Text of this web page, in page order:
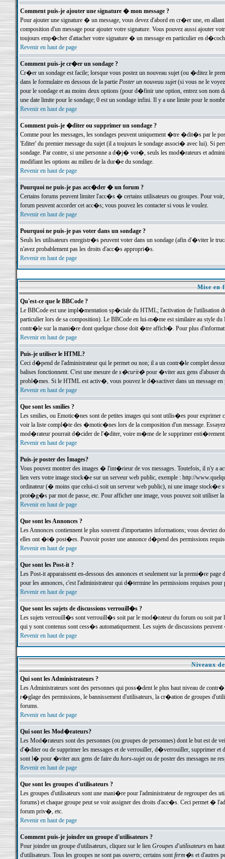
Comment puis-je ajouter une signature � mon message ?
Pour ajouter une signature � un message, vous devez d'abord en cr�er une, en
composition d'un message pour ajouter votre signature. Vous pouvez aussi ajouter
toujours emp�cher d'attacher votre signature � un message en particulier en
Revenir en haut de page
Comment puis-je cr�er un sondage ?
Cr�er un sondage est facile; lorsque vous postez un nouveau sujet (ou �ditez le
dans le formulaire en dessous de la partie Poster un nouveau sujet(si vous ne le voyez
pour le sondage et au moins deux options (pour d�finir une option, entrez son nom
une date limite pour le sondage; 0 est un sondage infini. Il y a une limite pour le
Revenir en haut de page
Comment puis-je �diter ou supprimer un sondage ?
Comme pour les messages, les sondages peuvent uniquement �tre �dit�s par le
'Editer' du premier message du sujet (il a toujours le sondage associ� avec lui). Si
sondage. Par contre, si une personne a d�j� vot�, seuls les mod�rateurs et
modifiant les options au milieu de la dur�e du sondage.
Revenir en haut de page
Pourquoi ne puis-je pas acc�der � un forum ?
Certains forums peuvent limiter l'acc�s � certains utilisateurs ou groupes. Pour
forum peuvent accorder cet acc�s; vous pouvez les contacter si vous le voulez.
Revenir en haut de page
Pourquoi ne puis-je pas voter dans un sondage ?
Seuls les utilisateurs enregistr�s peuvent voter dans un sondage (afin d'�viter le
n'avez probablement pas les droits d'acc�s appropri�s.
Revenir en haut de page
Mise en
Qu'est-ce que le BBCode ?
Le BBCode est une impl�mentation sp�ciale du HTML; l'activation de l'utilisation
particulier lors de sa composition). Le BBCode en lui-m�me est similaire au style
contr�le sur la mani�re dont quelque chose doit �tre affich�. Pour plus
Revenir en haut de page
Puis-je utiliser le HTML?
Ceci d�pend de l'administrateur qui le permet ou non; il a un contr�le complet
balises fonctionnent. C'est une mesure de s�curit�pour �viter aux gens d'abuser
probl�mes. Si le HTML est activ�, vous pouvez le d�sactiver dans un message en
Revenir en haut de page
Que sont les smilies ?
Les smilies, ou Emotic�nes sont de petites images qui sont utilis�es pour exprimer
voir la liste compl�te des �motic�nes lors de la composition d'un message.
mod�rateur pourrait d�cider de l'�diter, voire m�me de le supprimer
Revenir en haut de page
Puis-je poster des Images?
Vous pouvez montrer des images � l'int�rieur de vos messages. Toutefois, il n'y a
lien vers votre image stock�e sur un serveur web public, exemple : http://
ordinateur (� moins que celui-ci soit un serveur web public), ni une image stock�e
prot�g�s par mot de passe, etc. Pour afficher une image, vous pouvez soit
Revenir en haut de page
Que sont les Annonces ?
Les Annonces contiennent le plus souvent d'importantes informations; vous devriez
elles ont �t� post�es. Pouvoir poster une annonce d�pend des permissions
Revenir en haut de page
Que sont les Post-it ?
Les Post-it apparaissent en-dessous des annonces et seulement sur la premi�re
pour les annonces, c'est l'administrateur qui d�termine les permissions requises pour
Revenir en haut de page
Que sont les sujets de discussions verrouill�s ?
Les sujets verrouill�s sont verrouill�s soit par le mod�rateur du forum ou soit par
qui y sont contenus sont cess�s automatiquement. Les sujets de discussions
Revenir en haut de page
Niveaux
Qui sont les Administrateurs ?
Les Administrateurs sont des personnes qui poss�dent le plus haut niveau de
r�glage des permissions, le bannissement d'utilisateurs, la cr�ation de groupes
forums.
Revenir en haut de page
Qui sont les Mod�rateurs?
Les Mod�rateurs sont des personnes (ou groupes de personnes) dont le but est de
d'�diter ou de supprimer les messages et de verrouiller, d�verrouiller, supprimer
sont l� pour �viter aux gens de faire du hors-sujetou de poster des messages ne
Revenir en haut de page
Que sont les groupes d'utilisateurs ?
Les groupes d'utilisateurs sont une mani�re pour l'administrateur de regrouper des
forums) et chaque groupe peut se voir assigner des droits d'acc�s. Ceci permet
forum priv�, etc.
Revenir en haut de page
Comment puis-je joindre un groupe d'utilisateurs ?
Pour joindre un groupe d'utilisateurs, cliquez sur le lien Groupes d'utilisateursen haut
d'utilisateurs. Tous les groupes ne sont pas ouverts; certains sontferm�set d'autres